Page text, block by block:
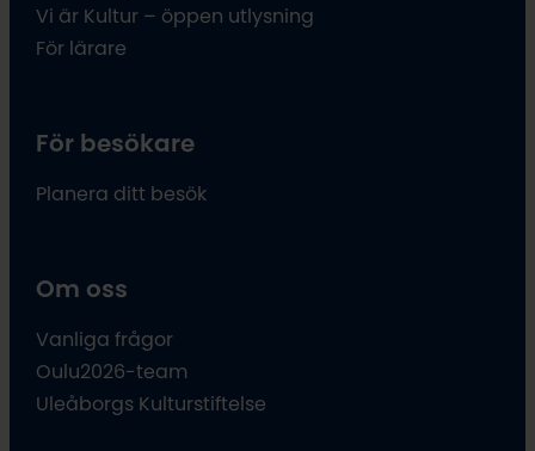
Vi är Kultur – öppen utlysning
För lärare
För besökare
Planera ditt besök
Om oss
Vanliga frågor
Oulu2026-team
Uleåborgs Kulturstiftelse